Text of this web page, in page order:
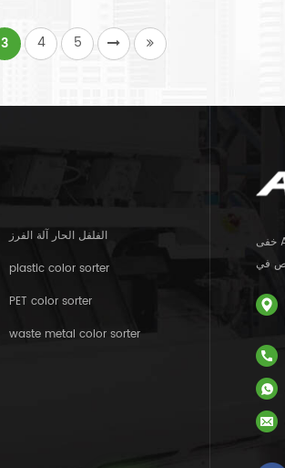
3 4 5
خفى Angelon Electronics Co. ، LTD. (NEEQ رمز الأسهم: 838092) هو مشروعات
الفلفل الحار آلة الفرز
plastic color sorter
PET color sorter
waste metal color sorter